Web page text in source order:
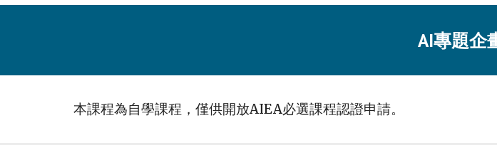
AI專題企
本課程為自學課程， 僅供開放AIEA必選課程認證申請。